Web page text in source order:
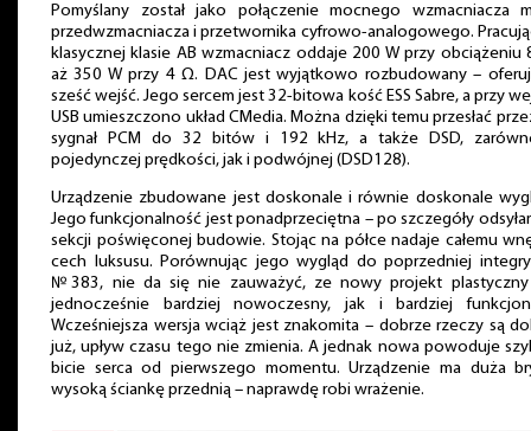
Pomyślany został jako połączenie mocnego wzmacniacza
przedwzmacniacza i przetwornika cyfrowo-analogowego.
klasycznej klasie AB wzmacniacz oddaje 200 W przy obciążeniu
aż 350 W przy 4 Ω. DAC jest wyjątkowo rozbudowany –
sześć wejść. Jego sercem jest 32-bitowa kość ESS Sabre, a przy
USB umieszczono układ CMedia. Można dzięki temu przesłać
sygnał PCM do 32 bitów i 192 kHz, a także DSD,
pojedynczej prędkości, jak i podwójnej (DSD128).
Urządzenie zbudowane jest doskonale i równie doskonale
Jego funkcjonalność jest ponadprzeciętna – po szczegóły
sekcji poświęconej budowie. Stojąc na półce nadaje całemu
cech luksusu. Porównując jego wygląd do poprzedniej
№383, nie da się nie zauważyć, ze nowy projekt
jednocześnie bardziej nowoczesny, jak i bardziej
Wcześniejsza wersja wciąż jest znakomita – dobrze rzeczy są
już, upływ czasu tego nie zmienia. A jednak nowa powoduje
bicie serca od pierwszego momentu. Urządzenie ma duża
wysoką ściankę przednią – naprawdę robi wrażenie.